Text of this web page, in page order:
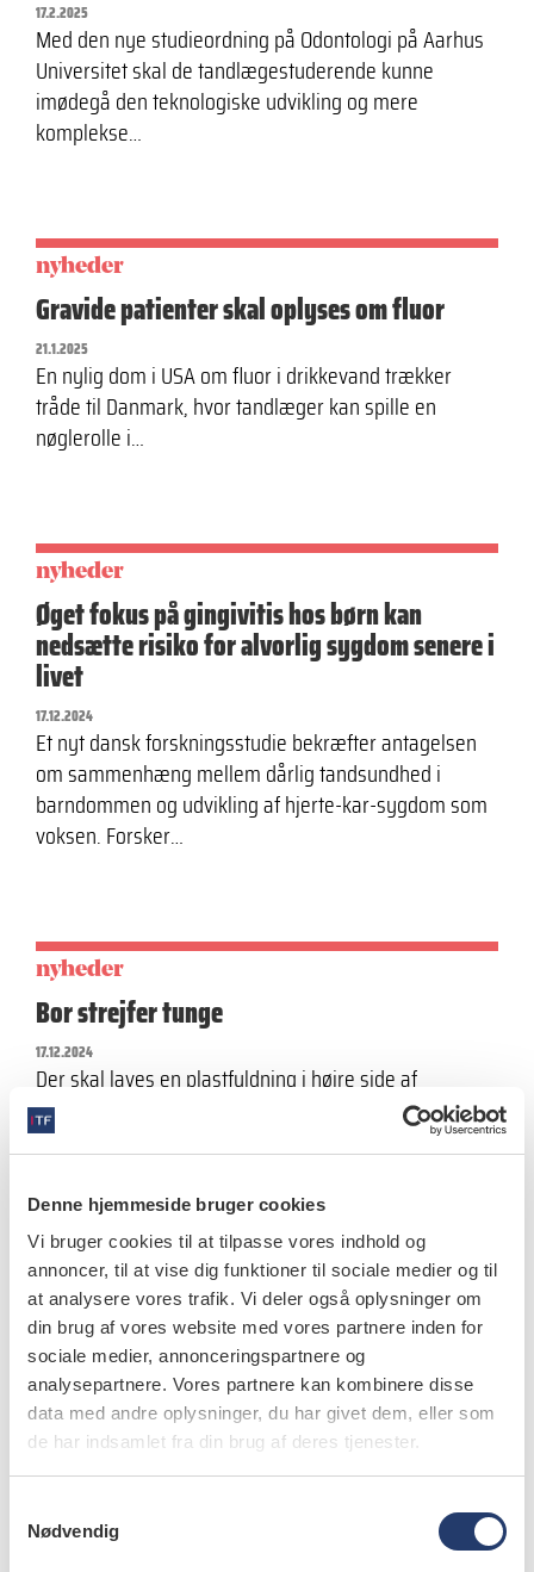
Denne hjemmeside bruger cookies
Vi bruger cookies til at tilpasse vores indhold og
annoncer, til at vise dig funktioner til sociale medier og til
at analysere vores trafik. Vi deler også oplysninger om
din brug af vores website med vores partnere inden for
sociale medier, annonceringspartnere og
analysepartnere. Vores partnere kan kombinere disse
data med andre oplysninger, du har givet dem, eller som
de har indsamlet fra din brug af deres tjenester.
Nødvendig
17.2.2025
Med den nye studieordning på Odontologi på Aarhus
Universitet skal de tandlægestuderende kunne
imødegå den teknologiske udvikling og mere
komplekse…
nyheder
Gravide patienter skal oplyses om fluor
21.1.2025
En nylig dom i USA om fluor i drikkevand trækker
tråde til Danmark, hvor tandlæger kan spille en
nøglerolle i…
nyheder
Øget fokus på gingivitis hos børn kan
nedsætte risiko for alvorlig sygdom senere i
livet
17.12.2024
Et nyt dansk forskningsstudie bekræfter antagelsen
om sammenhæng mellem dårlig tandsundhed i
barndommen og udvikling af hjerte-kar-sygdom som
voksen. Forsker…
nyheder
Bor strejfer tunge
17.12.2024
Der skal laves en plastfyldning i højre side af
underkæben. Patienten er meget nervøs og spænder i
tungen og bevæger…
nyheder
Avanceret teknologi hos tandlæger stiller
krav til datasikkerhed
17.12.2024
Tandlægeklinikkerne har været hurtige til at tage nye
teknologier som fx 3D-scanninger til sig. De nye
værktøjer stiller større krav…